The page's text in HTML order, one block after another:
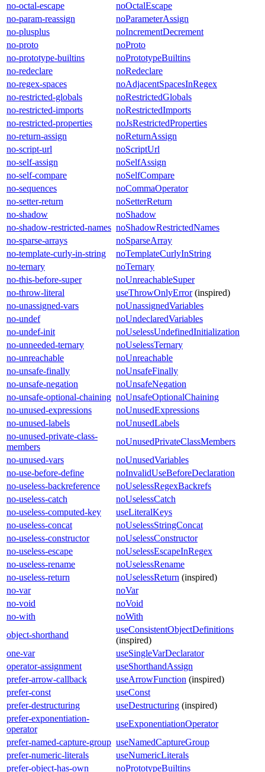
no-octal-escape
noOctalEscape
no-param-reassign
noParameterAssign
no-plusplus
noIncrementDecrement
no-proto
noProto
no-prototype-builtins
noPrototypeBuiltins
no-redeclare
noRedeclare
no-regex-spaces
noAdjacentSpacesInRegex
no-restricted-globals
noRestrictedGlobals
no-restricted-imports
noRestrictedImports
no-restricted-properties
noJsRestrictedProperties
no-return-assign
noReturnAssign
no-script-url
noScriptUrl
no-self-assign
noSelfAssign
no-self-compare
noSelfCompare
no-sequences
noCommaOperator
no-setter-return
noSetterReturn
no-shadow
noShadow
no-shadow-restricted-names noShadowRestrictedNames
no-sparse-arrays
noSparseArray
no-template-curly-in-string
noTemplateCurlyInString
no-ternary
noTernary
no-this-before-super
noUnreachableSuper
no-throw-literal
useThrowOnlyError(inspired)
no-unassigned-vars
noUnassignedVariables
no-undef
noUndeclaredVariables
no-undef-init
noUselessUndefinedInitialization
no-unneeded-ternary
noUselessTernary
no-unreachable
noUnreachable
no-unsafe-finally
noUnsafeFinally
no-unsafe-negation
noUnsafeNegation
no-unsafe-optional-chaining noUnsafeOptionalChaining
no-unused-expressions
noUnusedExpressions
no-unused-labels
noUnusedLabels
no-unused-private-class-
members
noUnusedPrivateClassMembers
no-unused-vars
noUnusedVariables
no-use-before-define
noInvalidUseBeforeDeclaration
no-useless-backreference
noUselessRegexBackrefs
no-useless-catch
noUselessCatch
no-useless-computed-key
useLiteralKeys
no-useless-concat
noUselessStringConcat
no-useless-constructor
noUselessConstructor
no-useless-escape
noUselessEscapeInRegex
no-useless-rename
noUselessRename
no-useless-return
noUselessReturn (inspired)
no-var
noVar
no-void
noVoid
no-with
noWith
object-shorthand
useConsistentObjectDefinitions
(inspired)
one-var
useSingleVarDeclarator
operator-assignment
useShorthandAssign
prefer-arrow-callback
useArrowFunction (inspired)
prefer-const
useConst
prefer-destructuring
useDestructuring (inspired)
prefer-exponentiation-
operator
useExponentiationOperator
prefer-named-capture-group useNamedCaptureGroup
prefer-numeric-literals
useNumericLiterals
prefer-object-has-own
noPrototypeBuiltins